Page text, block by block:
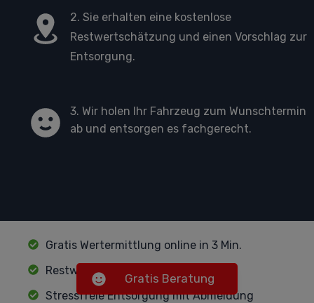
2. Sie erhalten eine kostenlose
Restwertschätzung und einen Vorschlag zur
Entsorgung.
3. Wir holen Ihr Fahrzeug zum Wunschtermin
ab und entsorgen es fachgerecht.
Gratis Wertermittlung online in 3 Min.
Restwertzahlung je nach Fahrzeug
Stressfreie Entsorgung mit Abmeldung
Gratis Beratung